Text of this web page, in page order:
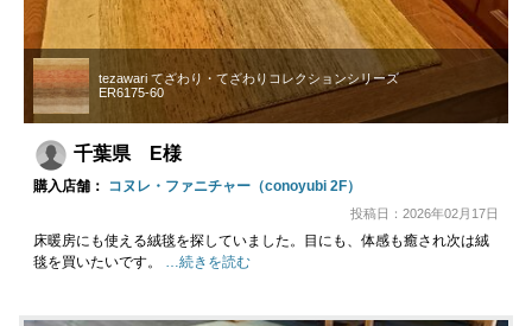
tezawari てざわり・てざわりコレクションシリーズ
ER6175-60
千葉県 E様
購入店舗： コヌレ・ファニチャー（conoyubi 2F）
投稿日：2026年02月17日
床暖房にも使える絨毯を探していました。目にも、体感も癒され次は絨
毯を買いたいです。
…続きを読む